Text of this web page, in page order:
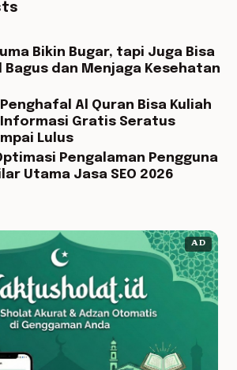
Bikin Bugar, tapi Juga Bisa
Bagus dan Menjaga Kesehatan
Al Quran Bisa Kuliah
Informasi Gratis Seratus
Lulus
Pengalaman Pengguna
Utama Jasa SEO 2026
AD